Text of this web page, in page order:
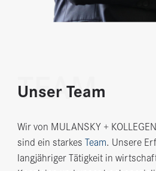
TEAM
Unser Team
Wir von MULANSKY +
sind ein starkes Team. Unsere
langjähriger Tätigkeit in